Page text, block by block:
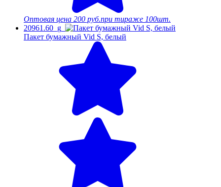
Оптовая цена 200 руб.при тираже 100шт.
20961.60_g
Пакет бумажный Vid S, белый